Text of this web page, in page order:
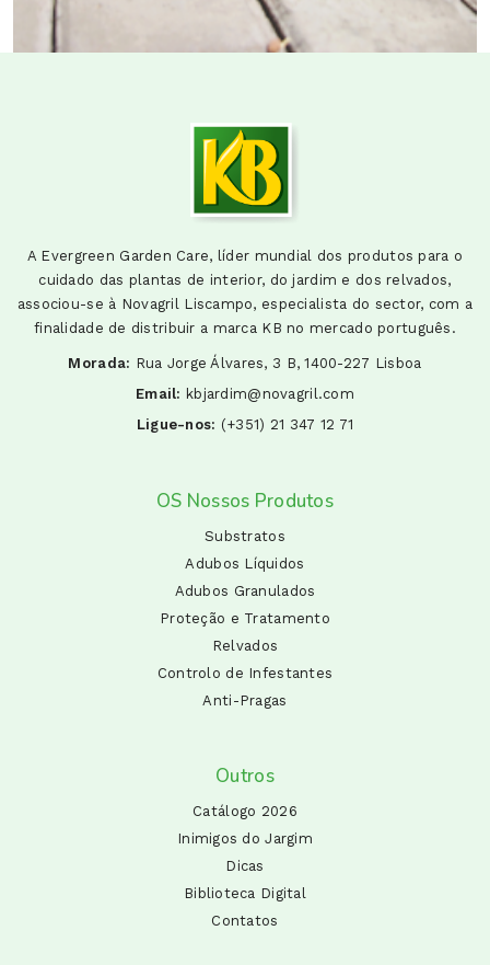
A Evergreen Garden Care, líder mundial dos produtos para o
cuidado das plantas de interior, do jardim e dos relvados,
associou-se à Novagril Liscampo, especialista do sector, com a
finalidade de distribuir a marca KB no mercado português.
Morada: Rua Jorge Álvares, 3 B, 1400-227 Lisboa
Email: kbjardim@novagril.com
Ligue-nos: (+351) 21 347 12 71
OS Nossos Produtos
Substratos
Adubos Líquidos
Adubos Granulados
Proteção e Tratamento
Relvados
Controlo de Infestantes
Anti-Pragas
Outros
Catálogo 2026
Inimigos do Jargim
Dicas
Biblioteca Digital
Contatos